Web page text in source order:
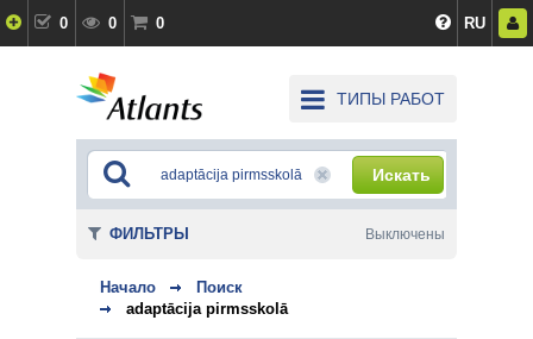
0 0 0 RU
ТИПЫ РАБОТ
Искать
Начало
Поиск
adaptācija pirmsskolā
ФИЛЬТРЫ Выключены